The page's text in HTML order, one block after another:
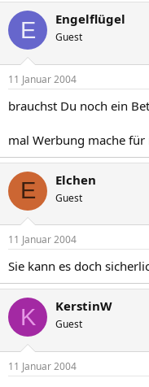
E Engelflügel
Guest
11 Januar 2004
brauchst Du noch ein
mal Werbung mache
E Elchen
Guest
11 Januar 2004
Sie kann es doch
K KerstinW
Guest
11 Januar 2004